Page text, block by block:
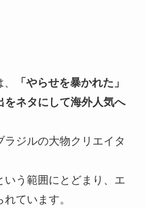
「やらせを暴かれた」
をネタにして海外人気へ
ジルの大物クリエイタ
う範囲にとどまり、エ
ています。